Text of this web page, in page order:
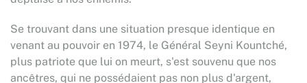
Se trouvant dans une situation presque identique en
venant au pouvoir en 1974, le Général Seyni Kountché,
plus patriote que lui on meurt, s'est souvenu que nos
ancêtres, qui ne possédaient pas non plus d'argent,